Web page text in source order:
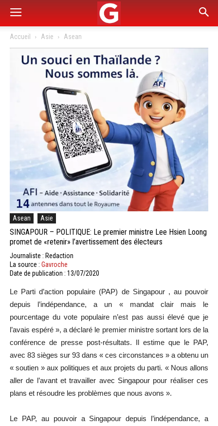
Accueil Asie Asean
Asean Asie
SINGAPOUR – POLITIQUE: Le premier ministre Lee Hsien Loong
promet de «retenir» l’avertissement des électeurs
Journaliste : Redaction
La source : Gavroche
Date de publication : 13/07/2020
Le Parti d’action populaire (PAP) de Singapour , au pouvoir
depuis l’indépendance, a un « mandat clair mais le
pourcentage du vote populaire n’est pas aussi élevé que je
l’avais espéré », a déclaré le premier ministre sortant lors de la
conférence de presse post-résultats. Il estime que le PAP,
avec 83 sièges sur 93 dans « ces circonstances » a obtenu un
« soutien » aux politiques et aux projets du parti. « Nous allons
aller de l’avant et travailler avec Singapour pour réaliser ces
plans et résoudre les problèmes que nous avons ».
Le PAP, au pouvoir a Singapour depuis l’indépendance, a